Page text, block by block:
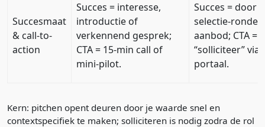
Succesmaat
& call-to-
action
Succes = interesse,
introductie of
verkennend gesprek;
CTA = 15-min call of
mini-pilot.
Succes = door
selectie-ronde
aanbod; CTA =
“solliciteer” via
portaal.
Kern: pitchen opent deuren door je waarde snel en
contextspecifiek te maken; solliciteren is nodig zodra de rol